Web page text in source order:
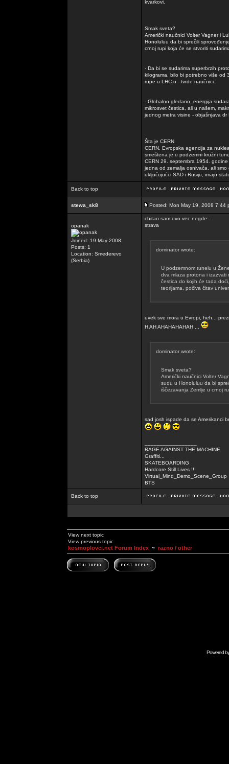
kvarkovi.
Smak sveta?
Američki naučnici Volter Vagner i
Honoluluu da bi sprečili
crnoj rupi koja će se stvoriti
- Da bi se sudarima superbrzih
kilograma, bilo bi potrebno više od
rupe u LHC-u - tvrde naučnici.
- Globalno gledano, energija
mikrosvet čestica, ali u našem,
jednog metra visine - objašnjava dr
Šta je CERN
CERN, Evropska agencija za
smeštena je u podzemni kružni
CERN 29. septembra 1954.
jedna od zemalja osnivača, ali
uključujući i SAD i Rusiju, imaju
Back to top
stewa_sk8 Posted: Mon May 19, 2008 7:44
opanak
Joined: 19 May 2008
Posts: 1
Location: Smederevo
(Serbia)
chitao sam ovo vec negde ...
strava
dominator wrote:
U podzemnom tunelu u
dva mlaza protona i izazvati
čestica do kojih će tada
teorijama, počiva čitav
uvek sve mora u Evropi, heh...
H AH AHAHAHAHAH ...
dominator wrote:
Smak sveta?
Američki naučnici Volter
sudu u Honoluluu da bi
iščezavanja Zemlje u crnoj
sad josh ispade da se Amerikanci
RAGE AGAINST THE MACHINE
Graffiti...
SKATEBOARDING
Hardcore Still Lives !!!
Virtual_Mind_Demo_Scene_Group
BTS
Back to top
View next topic
View previous topic
kosmoplovci.net Forum Index ~ razno / other
Powered